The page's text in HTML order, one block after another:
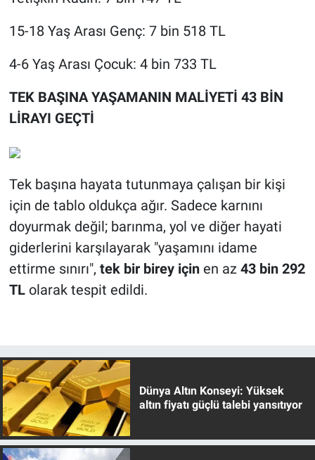
15-18 Yaş Arası Genç: 7 bin 518 TL
4-6 Yaş Arası Çocuk: 4 bin 733 TL
TEK BAŞINA YAŞAMANIN MALİYETİ 43 BİN
LİRAYI GEÇTİ
Tek başına hayata tutunmaya çalışan bir kişi
için de tablo oldukça ağır. Sadece karnını
doyurmak değil; barınma, yol ve diğer hayati
giderlerini karşılayarak "yaşamını idame
ettirme sınırı", tek bir birey içinen az 43 bin 292
TLolarak tespit edildi.
Dünya Altın Konseyi: Yüksek
altın fiyatı güçlü talebi yansıtıyor